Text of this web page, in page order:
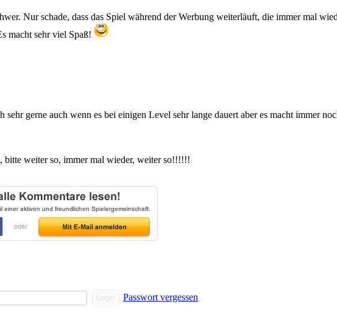
Nur schade, dass das Spiel während der Werbung weiterläuft, die immer mal
macht sehr viel Spaß!
sehr gerne auch wenn es bei einigen Level sehr lange dauert aber es macht immer
bitte weiter so, immer mal wieder, weiter so!!!!!!
Passwort vergessen